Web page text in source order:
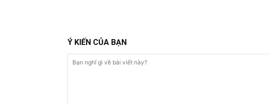
Ý KIẾN CỦA BẠN